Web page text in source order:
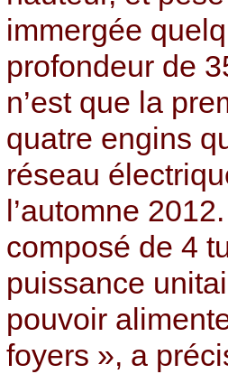
immergée
profondeur de
n’est que la
quatre engins
réseau
l’automne
composé de 4
puissance
pouvoir
foyers », a